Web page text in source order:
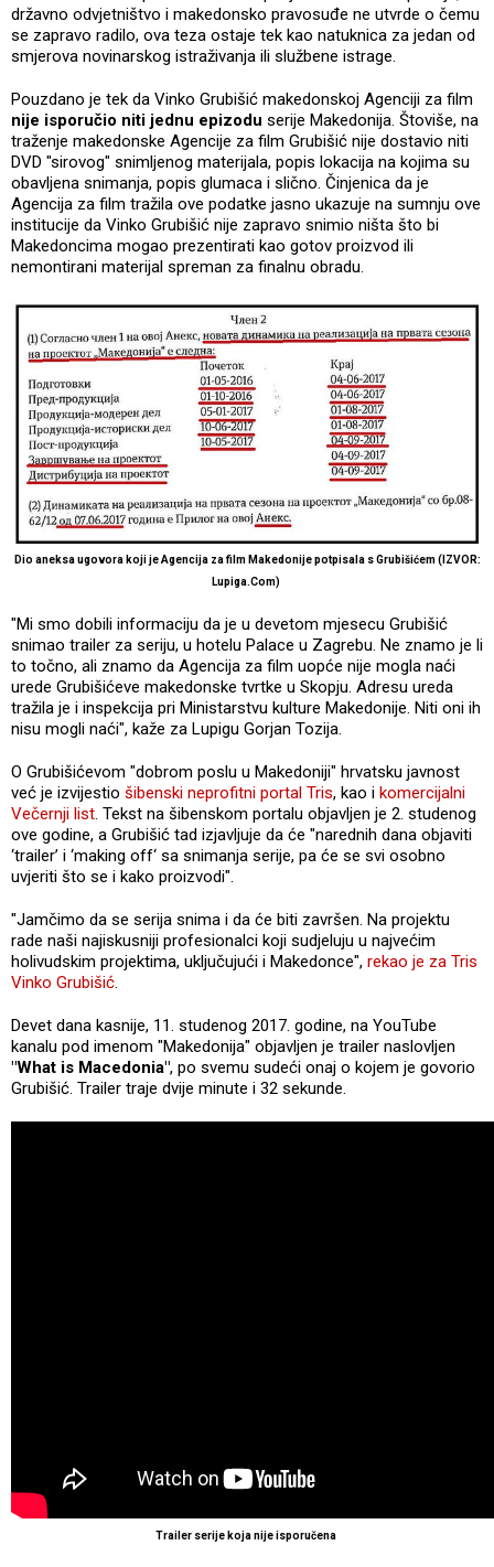
državno odvjetništvo i makedonsko pravosuđe ne utvrde o čemu
se zapravo radilo, ova teza ostaje tek kao natuknica za jedan od
smjerova novinarskog istraživanja ili službene istrage.
Pouzdano je tek da Vinko Grubišić makedonskoj Agenciji za film
nije isporučio niti jednu epizodu serije Makedonija. Štoviše, na
traženje makedonske Agencije za film Grubišić nije dostavio niti
DVD "sirovog" snimljenog materijala, popis lokacija na kojima su
obavljena snimanja, popis glumaca i slično. Činjenica da je
Agencija za film tražila ove podatke jasno ukazuje na sumnju ove
institucije da Vinko Grubišić nije zapravo snimio ništa što bi
Makedoncima mogao prezentirati kao gotov proizvod ili
nemontirani materijal spreman za finalnu obradu.
Dio aneksa ugovora koji je Agencija za film Makedonije potpisala s Grubišićem (IZVOR:
Lupiga.Com)
"Mi smo dobili informaciju da je u devetom mjesecu Grubišić
snimao trailer za seriju, u hotelu Palace u Zagrebu. Ne znamo je li
to točno, ali znamo da Agencija za film uopće nije mogla naći
urede Grubišićeve makedonske tvrtke u Skopju. Adresu ureda
tražila je i inspekcija pri Ministarstvu kulture Makedonije. Niti oni ih
nisu mogli naći", kaže za Lupigu Gorjan Tozija.
O Grubišićevom "dobrom poslu u Makedoniji" hrvatsku javnost
već je izvijestio šibenski neprofitni portal Tris, kao i komercijalni
Večernji list. Tekst na šibenskom portalu objavljen je 2. studenog
ove godine, a Grubišić tad izjavljuje da će "narednih dana objaviti
‘trailer’ i ‘making off‘ sa snimanja serije, pa će se svi osobno
uvjeriti što se i kako proizvodi".
"Jamčimo da se serija snima i da će biti završen. Na projektu
rade naši najiskusniji profesionalci koji sudjeluju u najvećim
holivudskim projektima, uključujući i Makedonce", rekao je za Tris
Vinko Grubišić.
Devet dana kasnije, 11. studenog 2017. godine, na YouTube
kanalu pod imenom "Makedonija" objavljen je trailer naslovljen
"What is Macedonia", po svemu sudeći onaj o kojem je govorio
Grubišić. Trailer traje dvije minute i 32 sekunde.
Trailer serije koja nije isporučena